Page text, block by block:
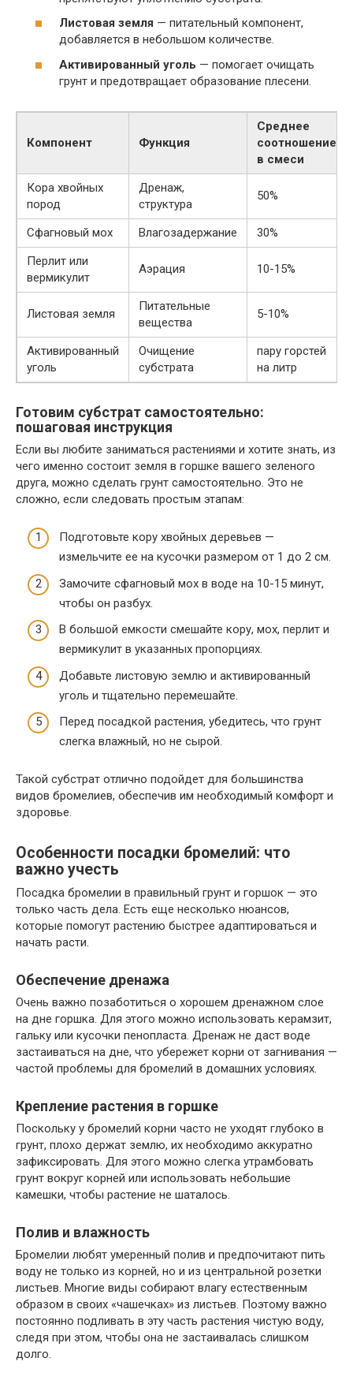
Листовая земля — питательный компонент,
добавляется в небольшом количестве.
Активированный уголь — помогает очищать
грунт и предотвращает образование плесени.
Компонент Функция
Среднее
соотношение
в смеси
Кора хвойных
пород
Дренаж,
структура
50%
Сфагновый мох Влагозадержание
30%
Перлит или
вермикулит
Аэрация 10-15%
Листовая земля
Питательные
вещества
5-10%
Активированный
уголь
Очищение
субстрата
пару горстей
на литр
Готовим субстрат самостоятельно:
пошаговая инструкция
Если вы любите заниматься растениями и хотите знать, из
чего именно состоит земля в горшке вашего зеленого
друга, можно сделать грунт самостоятельно. Это не
сложно, если следовать простым этапам:
Подготовьте кору хвойных деревьев —
измельчите ее на кусочки размером от 1 до 2 см.
Замочите сфагновый мох в воде на 10-15 минут,
чтобы он разбух.
В большой емкости смешайте кору, мох, перлит и
вермикулит в указанных пропорциях.
Добавьте листовую землю и активированный
уголь и тщательно перемешайте.
Перед посадкой растения, убедитесь, что грунт
слегка влажный, но не сырой.
Такой субстрат отлично подойдет для большинства
видов бромелиев, обеспечив им необходимый комфорт и
здоровье.
Особенности посадки бромелий: что
важно учесть
Посадка бромелии в правильный грунт и горшок — это
только часть дела. Есть еще несколько нюансов,
которые помогут растению быстрее адаптироваться и
начать расти.
Обеспечение дренажа
Очень важно позаботиться о хорошем дренажном слое
на дне горшка. Для этого можно использовать керамзит,
гальку или кусочки пенопласта. Дренаж не даст воде
застаиваться на дне, что убережет корни от загнивания —
частой проблемы для бромелий в домашних условиях.
Крепление растения в горшке
Поскольку у бромелий корни часто не уходят глубоко в
грунт, плохо держат землю, их необходимо аккуратно
зафиксировать. Для этого можно слегка утрамбовать
грунт вокруг корней или использовать небольшие
камешки, чтобы растение не шаталось.
Полив и влажность
Бромелии любят умеренный полив и предпочитают пить
воду не только из корней, но и из центральной розетки
листьев. Многие виды собирают влагу естественным
образом в своих «чашечках» из листьев. Поэтому важно
постоянно подливать в эту часть растения чистую воду,
следя при этом, чтобы она не застаивалась слишком
долго.